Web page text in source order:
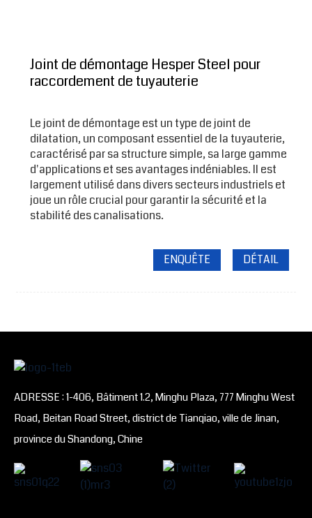
Joint de démontage Hesper Steel pour
raccordement de tuyauterie
Le joint de démontage est un type de joint de
dilatation, un composant essentiel de la tuyauterie,
caractérisé par sa structure simple, sa large gamme
d'applications et ses avantages indéniables. Il est
largement utilisé dans divers secteurs industriels et
joue un rôle crucial pour garantir la sécurité et la
stabilité des canalisations.
ENQUÊTE DÉTAIL
ADRESSE : 1-406, Bâtiment 1.2, Minghu Plaza, 777 Minghu West
Road, Beitan Road Street, district de Tianqiao, ville de Jinan,
province du Shandong, Chine